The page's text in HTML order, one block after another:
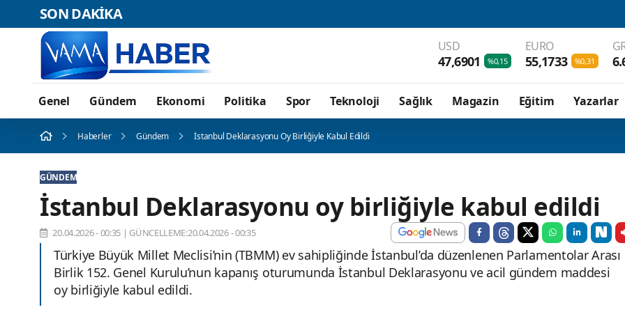
SON DAKİKA
USD
47,6901 %0,15
EURO
55,1733 %0,31
Genel Gündem Ekonomi Politika Spor Teknoloji Sağlık Magazin Eğitim Yazarlar
Haberler Gündem İstanbul Deklarasyonu Oy Birliğiyle Kabul Edildi
GÜNDEM
İstanbul Deklarasyonu oy birliğiyle kabul edildi
20.04.2026 - 00:35 | GÜNCELLEME:20.04.2026 - 00:35
Türkiye Büyük Millet Meclisi’nin (TBMM) ev sahipliğinde İstanbul’da düzenlenen Parlamentolar Arası
Birlik 152. Genel Kurulu’nun kapanış oturumunda İstanbul Deklarasyonu ve acil gündem maddesi
oy birliğiyle kabul edildi.